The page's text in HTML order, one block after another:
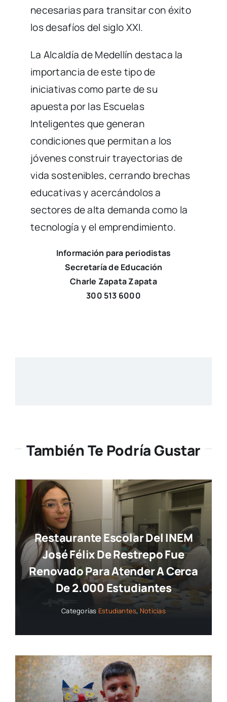
necesarias para transitar con éxito
los desafíos del siglo XXI.
La Alcaldía de Medellín destaca la
importancia de este tipo de
iniciativas como parte de su
apuesta por las Escuelas
Inteligentes que generan
condiciones que permitan a los
jóvenes construir trayectorias de
vida sostenibles, cerrando brechas
educativas y acercándolos a
sectores de alta demanda como la
tecnología y el emprendimiento.
Información para periodistas
Secretaría de Educación
Charle Zapata Zapata
300 513 6000
También Te Podría Gustar
Restaurante Escolar Del INEM
José Félix De Restrepo Fue
Renovado Para Atender A Cerca
De 2.000 Estudiantes
Categorías Estudiantes, Noticias